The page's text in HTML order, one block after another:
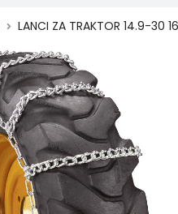
LANCI ZA TRAKTOR 14.9-30